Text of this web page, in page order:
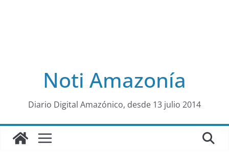
al
Noti Amazonía
Diario Digital Amazónico, desde 13 julio 2014